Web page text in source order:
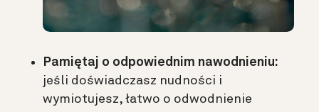
Pamiętaj o odpowiednim nawodnieniu:
jeśli doświadczasz nudności i
wymiotujesz, łatwo o odwodnienie